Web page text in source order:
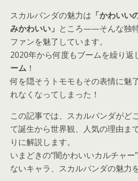
スカルパンダの魅力は 「かわいい
みかわいい」 ところ——そんな独
ファンを魅了しています。
2020年から何度もブームを繰り返
ーム ！
何を隠そうトモモもその表情に魅
れなくなってしまった！
この記事では、スカルパンダがど
て誕生から世界観、人気の理由ま
りに解説します。
いまどきの“闇かわいいカルチャ
ないキャラ、スカルパンダの魅力